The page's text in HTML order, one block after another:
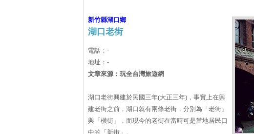
新竹縣湖口鄉
湖口老街
電話：-
地址：-
文章來源：玩全台灣旅遊網
湖口老街興建於民國三年(大正三年)，事實上在興
建老街之前，湖口就有兩條老街，分別為「老街」
與「橫街」，而現今的老街在當時可是當地居民口
中的「新街」。